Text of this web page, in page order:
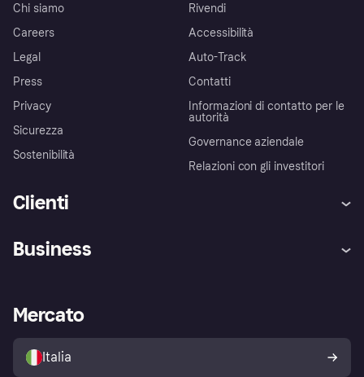
Chi siamo
Careers
Legal
Press
Privacy
Sicurezza
Sostenibilità
Rivendi
Accessibilità
Auto-Track
Contatti
Informazioni di contatto per le
autorità
Governance aziendale
Relazioni con gli investitori
Clienti
Esplora i negozi
Politica di protezione
dell'acquirente Klarna
Business
Accesso aziende
Mercato
Italia